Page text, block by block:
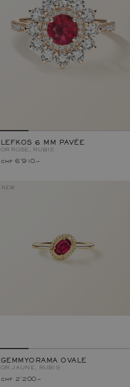
LEFKOS 6 MM PAVÉE
OR ROSE, RUBIS
chf 6'910.–
NEW
GEMMYORAMA OVALE
OR JAUNE, RUBIS
chf 2'200.–